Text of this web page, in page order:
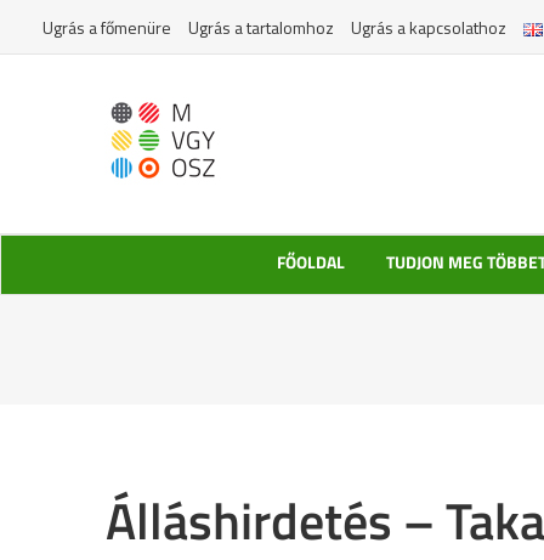
Ugrás a főmenüre Ugrás a tartalomhoz Ugrás a kapcsolathoz
FŐOLDAL TUDJON MEG
Álláshirdetés –